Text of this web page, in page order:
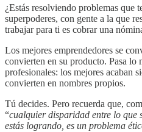
¿Estás resolviendo problemas que
superpoderes, con gente a la que
trabajar para ti es cobrar una
Los mejores emprendedores se
convierten en su producto. Pasa lo
profesionales: los mejores acaban
convierten en nombres propios.
Tú decides. Pero recuerda que,
“cualquier disparidad entre lo que
estás logrando, es un problema